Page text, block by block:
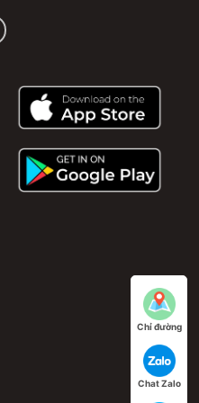
Chỉ đường
Chat Zalo